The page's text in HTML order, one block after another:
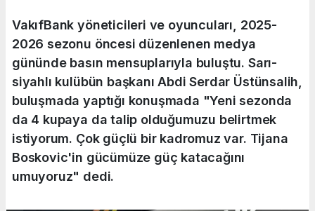
VakıfBank yöneticileri ve oyuncuları, 2025-
2026 sezonu öncesi düzenlenen medya
gününde basın mensuplarıyla buluştu. Sarı-
siyahlı kulübün başkanı Abdi Serdar Üstünsalih,
buluşmada yaptığı konuşmada "Yeni sezonda
da 4 kupaya da talip olduğumuzu belirtmek
istiyorum. Çok güçlü bir kadromuz var. Tijana
Boskovic'in gücümüze güç katacağını
umuyoruz" dedi.